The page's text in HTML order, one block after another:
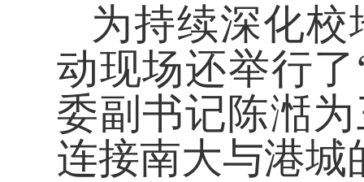
为持续深化
动现场还举行了
委副书记陈湉
连接南大与港城